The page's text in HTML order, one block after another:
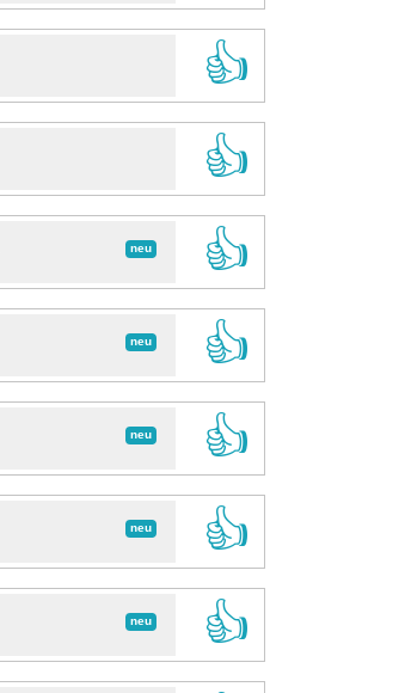
👍
👍
neu
👍
neu
👍
neu
👍
neu
👍
neu
👍